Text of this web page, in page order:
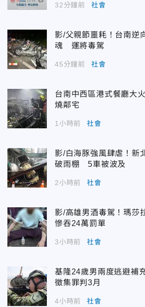
32分鐘前 社會
影/父親節噩耗！台南逆
魂 運將毒駕
45分鐘前 社會
台南中西區港式餐廳大
燒鄰宅
1小時前 社會
影/白海豚強風肆虐！新
破雨棚 5車被波及
2小時前 社會
影/高雄男酒毒駕！瑪
慘吞24萬罰單
3小時前 社會
基隆24歲男兩度逃避補
徵集罪判3月
4小時前 社會